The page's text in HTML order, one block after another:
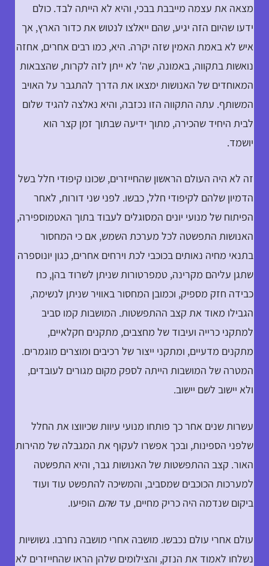
מצאה את עצמה מייבבת בבכי, והיא לא הייתה לבד. כולם
ידעו שהיום הזה יגיע, שהם ייאלצו לנטוש את כדור הארץ, אך
איש לא באמת האמין שזה יקרה. היא, כמו רבים אחרים, אחזה
נואשות בתקווה, באמונה, שה' לא ייתן לזה לקרות, שהצבאות
המאוחדים של האנושות ימצאו את הדרך להתגבר על האויב
המשותף. עתה התקווה הזו נכזבה, והיא נאלצה להגיד שלום
לבית היחיד שהכירה, מתוך ידיעה שבתוך זמן קצר הוא
יושמד.
זה לא היה העולם הראשון שהחייזרים, שכונו קיפודי חלל בשל
הדמיון שלהם לקיפודי חלל, כבשו. לפני שני דורות, לאחר
הפיתוח של מנועי יונים המסוגלים לעבוד בתוך האטמוספירה,
האנושות התפשטה לכל מערכת השמש, אם כי המחסור
בתנאי מחיה נאותים בכוכבי לכת וירחים אחרים, כגון יונוספרה
שתגן עליהם מקרינה, טמפרטורות שניתן לשרוד בהן, כח
כבידה חזק מספיק, וכמובן המחסור באוויר שניתן לנשימה,
הגבילו מאוד את קצב ההתפשטות. המושבות קמו סביב
למתקני כרייה ועיבוד של מחצבים, מתקנים חקלאיים,
מתקנים מדעיים, ומתקני ייצור של רכיבים ומוצרים מוגמרים.
המטרה של המושבות הייתה לספק מקום מגורים לעובדים,
ולא יישוב לשם יישוב.
עשרות שנים אחר כך פותחו מנועי עיוות שכיווצו את החלל
שלפני הספינות, ובכך אפשרו לעקוף את המגבלה של מהירות
האור. קצב ההתפשטות של האנושות גבר, והיא התפשטה
למערכות הכוכבים שמסביב, והמשיכה להתפשט עוד ועוד
ביקום שנדמה היה כריק מחיים, עד שהם הופיעו.
עולם אחרי עולם נכבשו. מושבה אחרי מושבה נחרבו. גשושיות
נשלחו לאמוד את הנזק, והצילומים שלהן הראו שהחייזרים לא